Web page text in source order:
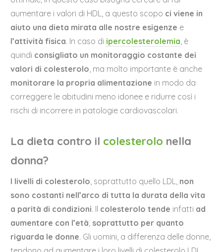
aumentare i valori di HDL, a questo scopo ci viene in
aiuto una dieta mirata alle nostre esigenze e
l’attività fisica. In caso di ipercolesterolemia, è
quindi consigliato un monitoraggio costante dei
valori di colesterolo, ma molto importante è anche
monitorare la propria alimentazione in modo da
correggere le abitudini meno idonee e ridurre così i
rischi di incorrere in patologie cardiovascolari.
La dieta contro il colesterolo nella
donna?
I livelli di colesterolo , soprattutto quello LDL, non
sono costanti nell’arco di tutta la durata della vita
a parità di condizioni. Il colesterolo tende infatti ad
aumentare con l’età soprattutto per quanto
riguarda le donne. Gli uomini, a differenza delle donne,